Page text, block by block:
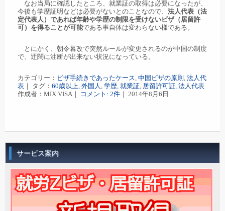
なお当局に確認したところ、就業証の取得は必要になったが、
今後も学歴証明などは必要がないとのことなので、 法人代表（法
定代表人）であれば年齢や学歴の制限を受けないビザ（居留許
可）を得ることが可能である事自体は変わらない様である。
とにかく、朝令暮改で突然ルールが変更されるのが中国の制度
で、迂闊に油断が出来ない状況になっている。
カテゴリー： ビザ手続きであったケース, 中国ビザの原則 , 法人代
表 ｜ タグ： 60歳以上, 外国人 , 学歴, 就業証, 居留許可証, 法人代表
作成者：MIX VISA｜
コメント: 2件 ｜ 2014年8月6日
サービス案内